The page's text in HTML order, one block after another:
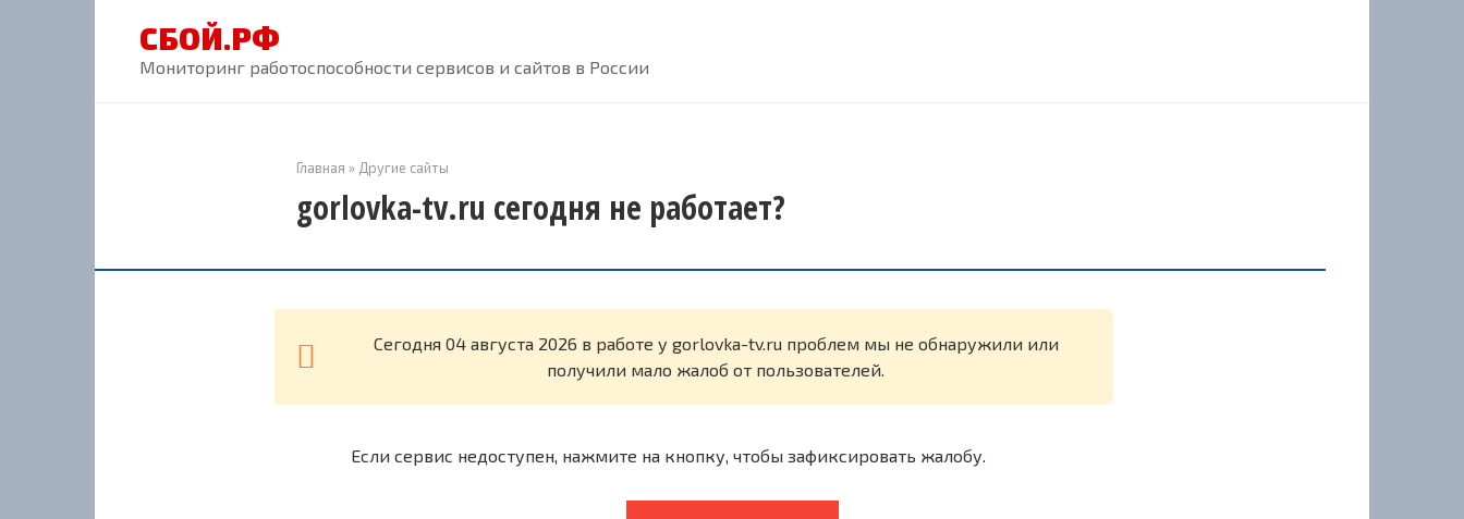
СБОЙ.РФ
Мониторинг работоспособности сервисов и сайтов в России
Главная » Другие сайты
gorlovka-tv.ru сегодня не работает?
Cегодня 04 августа 2026 в работе у gorlovka-tv.ru проблем мы не обнаружили или
получили мало жалоб от пользователей.
Если сервис недоступен, нажмите на кнопку, чтобы зафиксировать жалобу.